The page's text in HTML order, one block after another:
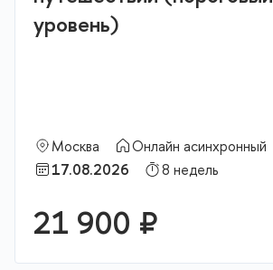
уровень)
Москва
Онлайн асинхронный
17.08.2026
8 недель
21 900 ₽